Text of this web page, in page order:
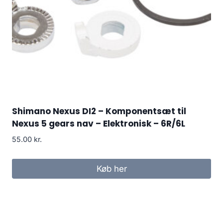
Shimano Nexus DI2 – Komponentsæt til
Nexus 5 gears nav – Elektronisk – 6R/6L
55.00 kr.
Køb her